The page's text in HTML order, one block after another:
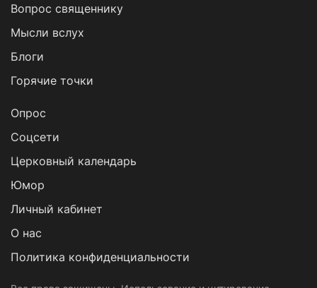
Вопрос священнику
Мысли вслух
Блоги
Горячие точки
Опрос
Cоцсети
Церковный календарь
Юмор
Личный кабинет
О нас
Политика конфиденциальности